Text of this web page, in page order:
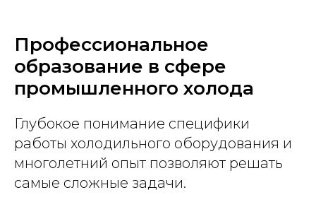
Профессиональное
образование в сфере
промышленного холода
Глубокое понимание специфики
работы холодильного оборудования и
многолетний опыт позволяют решать
самые сложные задачи.